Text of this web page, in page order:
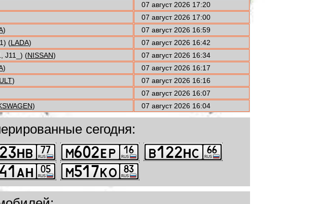
07 август 2026 17:20
07 август 2026 17:00
)
07 август 2026 16:59
(LADA)
07 август 2026 16:42
J11_) (NISSAN)
07 август 2026 16:34
)
07 август 2026 16:17
)
07 август 2026 16:16
07 август 2026 16:07
) 07 август 2026 16:04
сегодня: